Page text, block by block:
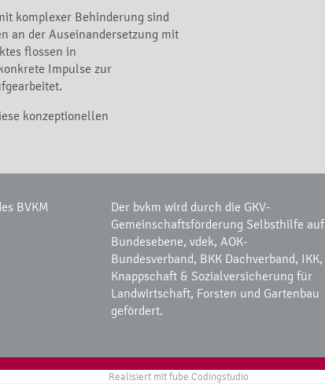
komplexer Behinderung sind
an der Auseinandersetzung mit
flossen in
Impulse zur
konzeptionellen
BVKM
Der bvkm wird durch die GKV-
Gemeinschaftsförderung Selbsthilfe auf
Bundesebene, vdek, AOK-
Bundesverband, BKK Dachverband, IKK,
Knappschaft & Sozialversicherung für
Landwirtschaft, Forsten und Gartenbau
gefördert.
Realisiert mit fube Codingstudio